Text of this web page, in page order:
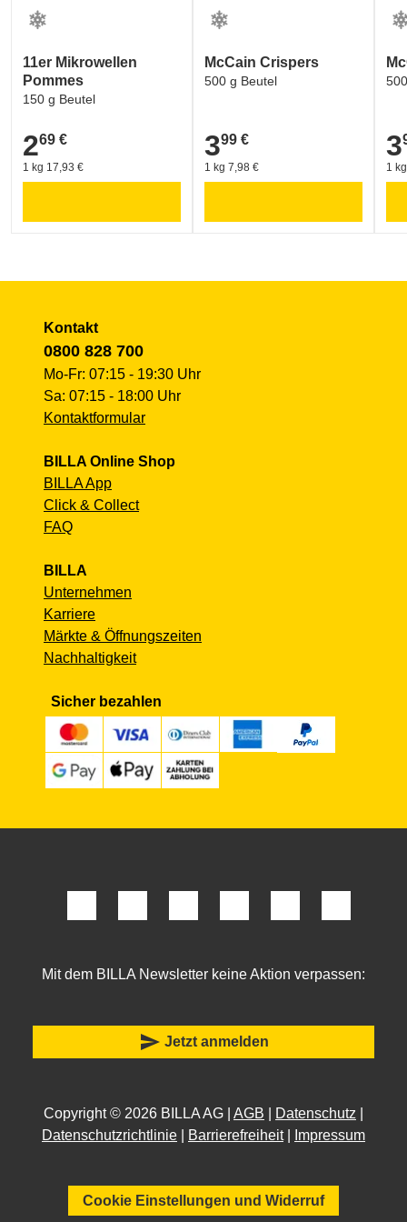
Labelinformationen
Umwelt und Verpackung:
V Label Vegan - European Vegetarian Union (EVU)
CONTENT_TEXTURE_IMAGE
11er Mikrowellen
Pommes
150 g Beutel
2,69 €
269 €
1 kg 17,93 €
McCain Crispers
500 g Beutel
3,99 €
399 €
1 kg 7,98 €
3
1
Kontakt
0800 828 700
Mo-Fr: 07:15 - 19:30 Uhr
Sa: 07:15 - 18:00 Uhr
Kontaktformular
BILLA Online Shop
BILLA App
Click & Collect
FAQ
BILLA
Unternehmen
Karriere
Märkte & Öffnungszeiten
Nachhaltigkeit
Sicher bezahlen
Mit dem BILLA Newsletter keine Aktion verpassen:
send Jetzt anmelden
Copyright © 2026 BILLA AG | AGB Datenschutz
Datenschutzrichtlinie
Barrierefreiheit| Impressum
Cookie Einstellungen und Widerruf